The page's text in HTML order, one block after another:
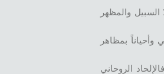
السبيل والمظهر
بمظاهر
الروحاني